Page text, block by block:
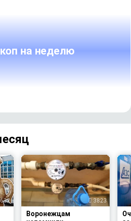
на неделю
3823
Воронежцам